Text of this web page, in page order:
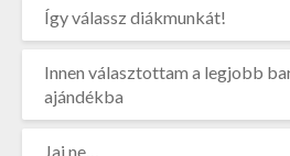
Így válassz diákmunkát!
Innen választottam a legjobb
ajándékba
Jaj ne…